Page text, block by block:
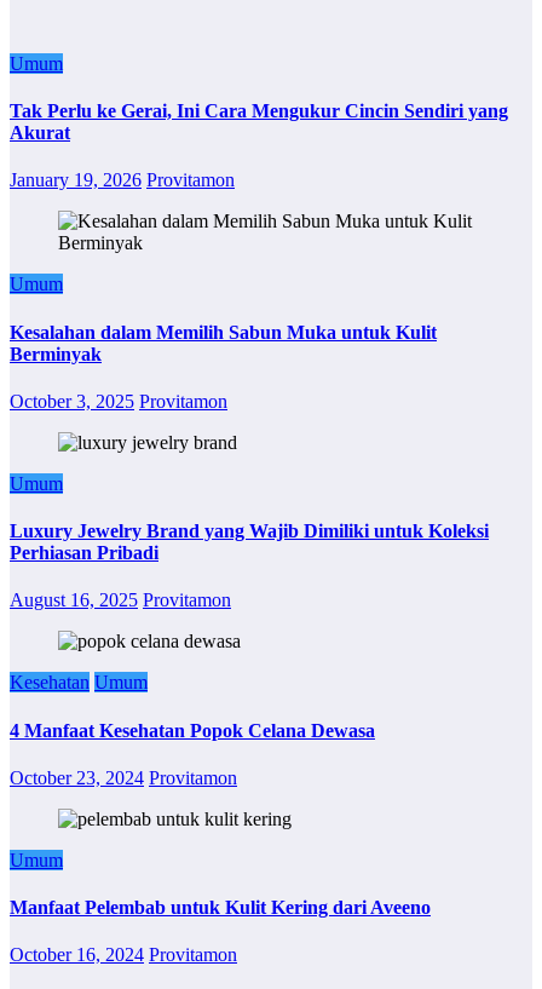
Umum
Tak Perlu ke Gerai, Ini Cara Mengukur Cincin Sendiri yang
Akurat
January 19, 2026 Provitamon
Umum
Kesalahan dalam Memilih Sabun Muka untuk Kulit
Berminyak
October 3, 2025 Provitamon
Umum
Luxury Jewelry Brand yang Wajib Dimiliki untuk Koleksi
Perhiasan Pribadi
August 16, 2025 Provitamon
Kesehatan Umum
4 Manfaat Kesehatan Popok Celana Dewasa
October 23, 2024 Provitamon
Umum
Manfaat Pelembab untuk Kulit Kering dari Aveeno
October 16, 2024 Provitamon